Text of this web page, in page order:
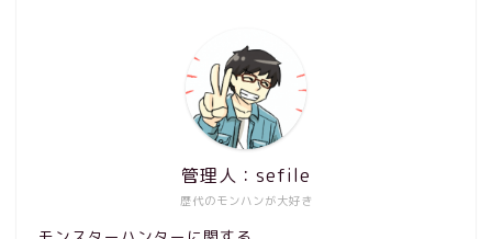
歴代のモンハンが大好き
管理人：sefile